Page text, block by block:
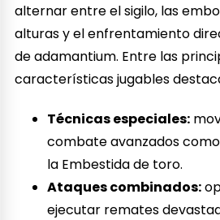
alternar entre el sigilo, las
alturas y el enfrentamiento
de adamantium. Entre las
características jugables
Técnicas especiales:
combate avanzados
la Embestida de toro.
Ataques combinados:
ejecutar remates